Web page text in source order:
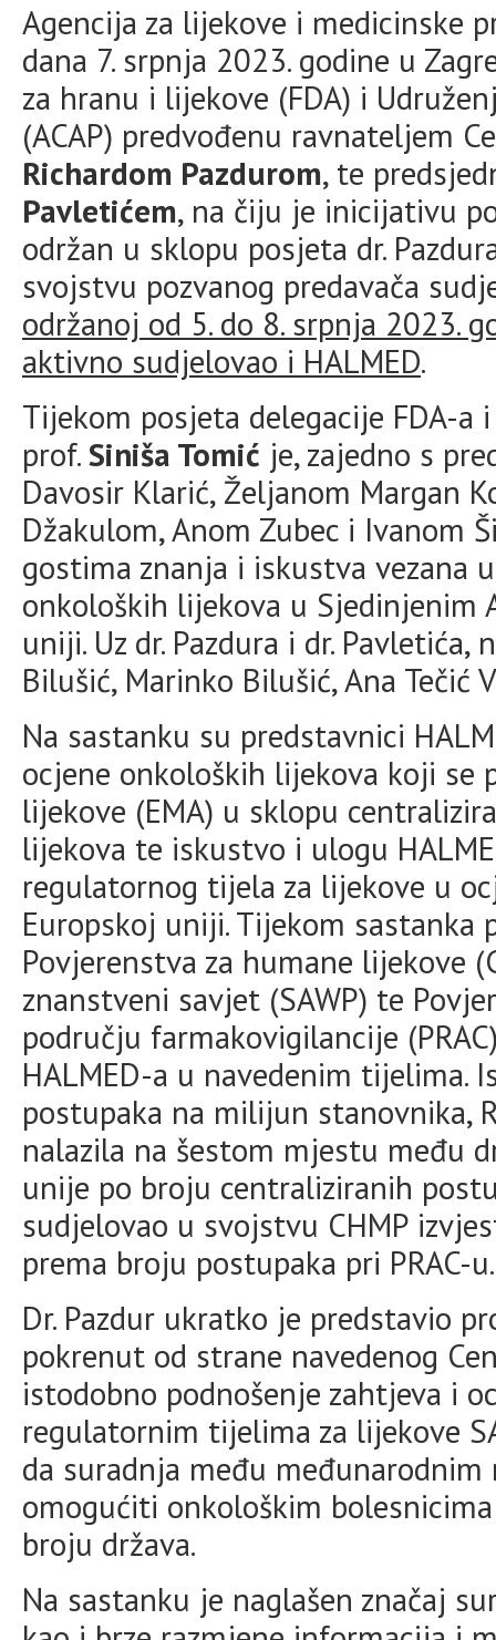
Agencija za lijekove i medicinske
dana 7. srpnja 2023. godine u
za hranu i lijekove (FDA) i
(ACAP) predvođenu ravnateljem
Richardom Pazdurom, te
Pavletićem, na čiju je inicijativu
održan u sklopu posjeta dr.
svojstvu pozvanog predavača
održanoj od 5. do 8. srpnja 2023.
aktivno sudjelovao i HALMED.
Tijekom posjeta delegacije FDA-a
prof.Siniša Tomić je, zajedno s
Davosir Klarić, Željanom Margan
Džakulom, Anom Zubec i Ivanom
gostima znanja i iskustva vezana
onkoloških lijekova u Sjedinjenim
uniji. Uz dr. Pazdura i dr.
Bilušić, Marinko Bilušić, Ana Tečić
Na sastanku su predstavnici
ocjene onkoloških lijekova koji se
lijekove (EMA) u sklopu
lijekova te iskustvo i ulogu
regulatornog tijela za lijekove u
Europskoj uniji. Tijekom sastanka
Povjerenstva za humane lijekove
znanstveni savjet (SAWP) te
području farmakovigilancije
HALMED-a u navedenim tijelima.
postupaka na milijun stanovnika,
nalazila na šestom mjestu među
unije po broju centraliziranih
sudjelovao u svojstvu CHMP
prema broju postupaka pri PRAC-u.
Dr. Pazdur ukratko je predstavio
pokrenut od strane navedenog
istodobno podnošenje zahtjeva i
regulatornim tijelima za lijekove
da suradnja među
omogućiti onkološkim
broju država.
Na sastanku je naglašen značaj